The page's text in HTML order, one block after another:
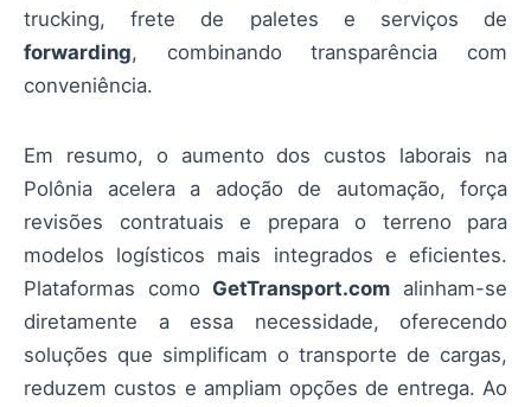
trucking, frete de paletes e serviços de
forwarding, combinando transparência com
conveniência.
Em resumo, o aumento dos custos laborais na
Polônia acelera a adoção de automação, força
revisões contratuais e prepara o terreno para
modelos logísticos mais integrados e eficientes.
Plataformas como GetTransport.com alinham-se
diretamente a essa necessidade, oferecendo
soluções que simplificam o transporte de cargas,
reduzem custos e ampliam opções de entrega. Ao